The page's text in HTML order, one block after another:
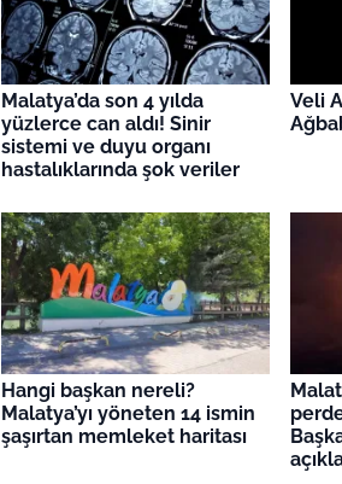
Malatya’da son 4 yılda
yüzlerce can aldı! Sinir
sistemi ve duyu organı
hastalıklarında şok veriler
Veli
Hangi başkan nereli?
Malatya’yı yöneten 14 ismin
şaşırtan memleket haritası